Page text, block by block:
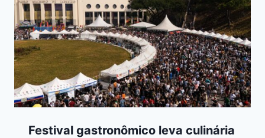
Festival gastronômico leva culinária